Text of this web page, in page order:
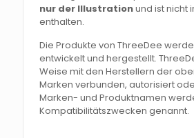
nur der Illustrationund ist nicht
enthalten.
Die Produkte von ThreeDee
entwickelt und hergestellt.
Weise mit den Herstellern der
Marken verbunden, autorisiert
Marken- und Produktnamen
Kompatibilitätszwecken genannt.